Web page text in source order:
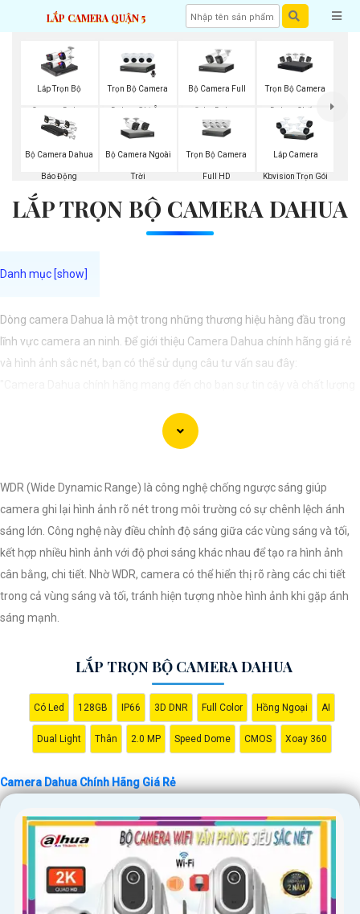
LẮP CAMERA QUẬN 5
Lắp Trọn Bộ
Camera Dahua
Trọn Bộ Camera
Dahua Ghi Âm
Bộ Camera Full
Color Dahua
Trọn Bộ Camera
Dahua Chống
Trộm
Bộ Camera Dahua
Báo Động
Bộ Camera Ngoài
Trời
Trọn Bộ Camera
Full HD
Lắp Camera
Kbvision Trọn Gói
LẮP TRỌN BỘ CAMERA DAHUA
Dòng camera Dahua là một trong những thương hiệu hàng đầu trong
lĩnh vực camera an ninh. Để giới thiệu Camera Dahua chính hãng giá rẻ
và hình ảnh sắc nét, bạn có thể sử dụng câu tư vấn sau đây:
này hứa hẹn đáp ứng mọi nhu cầu giám sát của bạn. Đừng ngần ngại
trải nghiệm sự ổn định và chất lượng vượt trội của Camera Dahua chính
WDR (Wide Dynamic Range) là công nghệ chống ngược sáng giúp
camera ghi lại hình ảnh rõ nét trong môi trường có sự chênh lệch ánh
sáng lớn. Công nghệ này điều chỉnh độ sáng giữa các vùng sáng và tối,
kết hợp nhiều hình ảnh với độ phơi sáng khác nhau để tạo ra hình ảnh
cân bằng, chi tiết. Nhờ WDR, camera có thể hiển thị rõ ràng các chi tiết
trong cả vùng sáng và tối, tránh hiện tượng nhòe hình ảnh khi gặp ánh
sáng mạnh.
LẮP TRỌN BỘ CAMERA DAHUA
Có Led 128GB IP66 3D DNR Full Color Hồng Ngoại AI
Dual Light Thân 2.0 MP Speed Dome CMOS Xoay 360
Camera Dahua Chính Hãng Giá Rẻ